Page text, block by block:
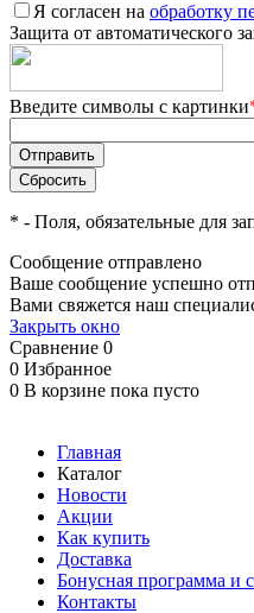
Я согласен на обработку
Защита от автоматического
Введите символы с картинки
* - Поля, обязательные для
Сообщение отправлено
Ваше сообщение успешно
Вами свяжется наш
Закрыть окно
Сравнение 0
0 Избранное
0 В корзине пока пусто
Главная
Каталог
Новости
Акции
Как купить
Доставка
Бонусная программа и
Контакты